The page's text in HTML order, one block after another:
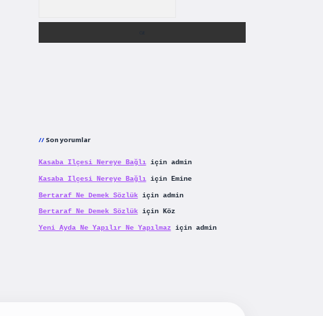
Son yorumlar
Kasaba Ilçesi Nereye Bağlıiçin admin
Kasaba Ilçesi Nereye Bağlıiçin Emine
Bertaraf Ne Demek Sözlükiçin admin
Bertaraf Ne Demek Sözlükiçin Köz
Yeni Ayda Ne Yapılır Ne Yapılmaziçin admin